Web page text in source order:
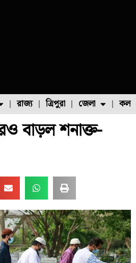
ফল চাষ মাছ চাষ
রাজ্য ত্রিপুরা জেলা
উত্তর ২৪ পরগনা
বাড়ল শনাক্ত-